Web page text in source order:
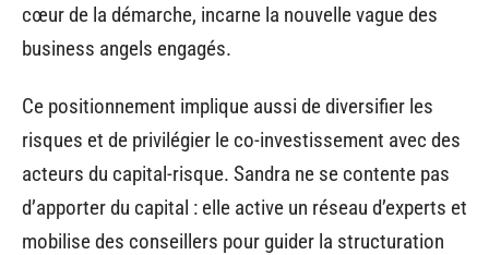
cœur de la démarche, incarne la nouvelle vague des
business angels engagés.
Ce positionnement implique aussi de diversifier les
risques et de privilégier le co-investissement avec des
acteurs du capital-risque. Sandra ne se contente pas
d’apporter du capital : elle active un réseau d’experts et
mobilise des conseillers pour guider la structuration